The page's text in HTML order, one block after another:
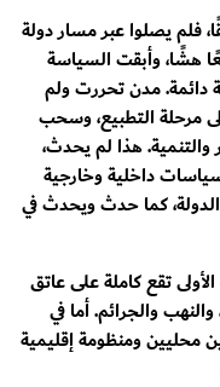
فلم يصلوا عبر مسار دولة
هشًا، وأبقت السياسة
دائمة. مدن تحررت ولم
مرحلة التطبيع، وسحب
والتنمية. هذا لم يحدث،
داخلية وخارجية
كما حدث ويحدث في
تقع كاملة على عاتق
والجرائم. أما في
محليين ومنظومة إقليمية